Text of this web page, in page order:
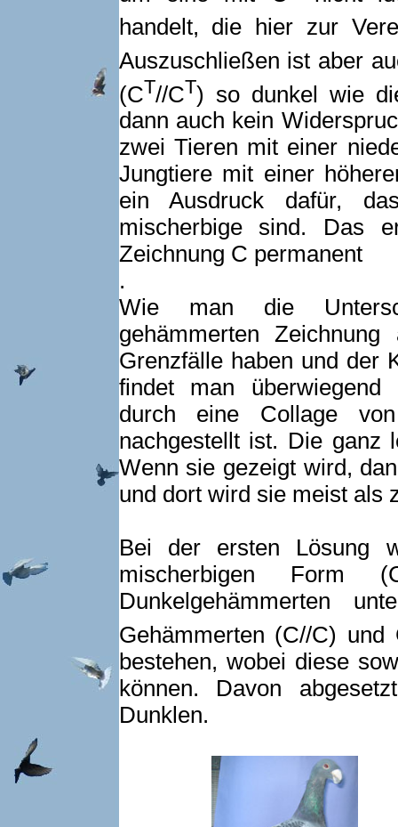
handelt, die hier zur
Auszuschließen ist aber
(CT//CT) so dunkel wie
dann auch kein
zwei Tieren mit einer
Jungtiere mit einer
ein Ausdruck dafür,
mischerbige sind. Das
Zeichnung C permanent
.
Wie man die
gehämmerten
Grenzfälle haben und der
findet man überwiegend
durch eine Collage
nachgestellt ist. Die ganz
Wenn sie gezeigt wird,
und dort wird sie meist als
Bei der ersten Lösung
mischerbigen
Dunkelgehämmerten
Gehämmerten (C//C)
bestehen, wobei diese
können. Davon
Dunklen.